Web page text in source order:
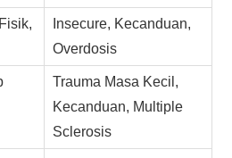
Insecure, Kecanduan,
Overdosis
Trauma Masa Kecil,
Kecanduan, Multiple
Sclerosis